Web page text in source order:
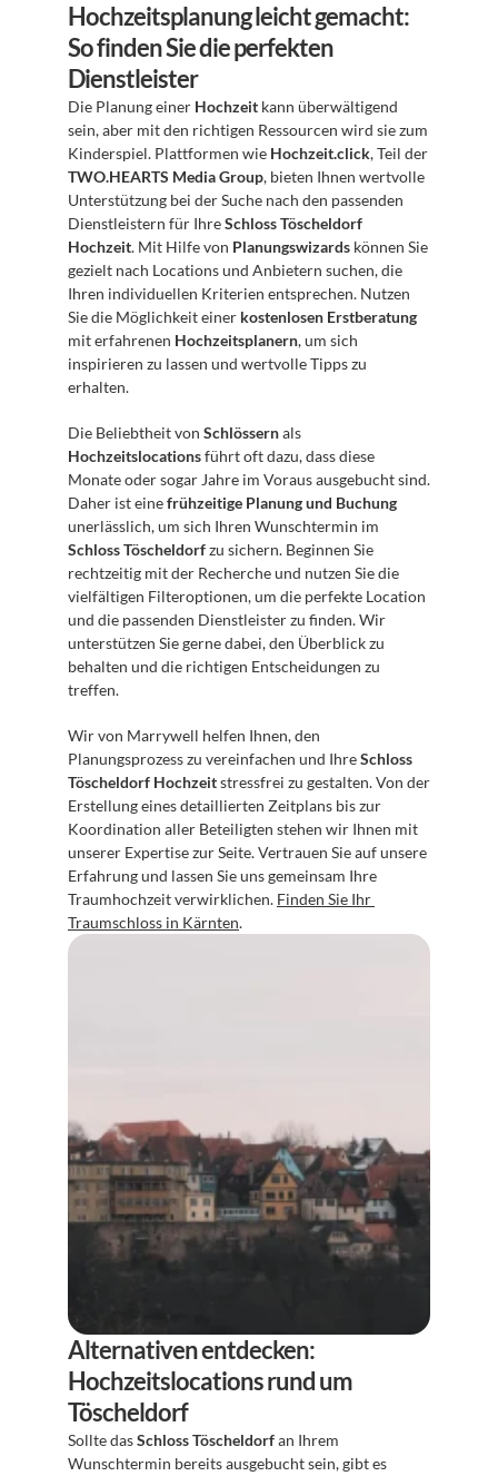
Hochzeitsplanung leicht gemacht:
So finden Sie die perfekten
Dienstleister
Die Planung einer Hochzeit kann überwältigend
sein, aber mit den richtigen Ressourcen wird sie zum
Kinderspiel. Plattformen wie Hochzeit.click
TWO.HEARTS Media Group, bieten Ihnen wertvolle
Unterstützung bei der Suche nach den passenden
Dienstleistern für Ihre Schloss Töscheldorf
Hochzeit. Mit Hilfe von Planungswizards können Sie
gezielt nach Locations und Anbietern suchen, die
Ihren individuellen Kriterien entsprechen. Nutzen
Sie die Möglichkeit einer kostenlosen Erstberatung
mit erfahrenen Hochzeitsplanern, um sich
inspirieren zu lassen und wertvolle Tipps zu
erhalten.
Die Beliebtheit von Schlössern
Hochzeitslocations führt oft dazu, dass diese
Monate oder sogar Jahre im Voraus ausgebucht sind.
Daher ist eine frühzeitige Planung und Buchung
Schloss Töscheldorf zu sichern. Beginnen Sie
rechtzeitig mit der Recherche und nutzen Sie die
vielfältigen Filteroptionen, um die perfekte Location
und die passenden Dienstleister zu finden. Wir
unterstützen Sie gerne dabei, den Überblick zu
behalten und die richtigen Entscheidungen zu
treffen.
Wir von Marrywell helfen Ihnen, den
Planungsprozess zu vereinfachen und Ihre Schloss
Töscheldorf Hochzeit stressfrei zu gestalten. Von der
Erstellung eines detaillierten Zeitplans bis zur
Koordination aller Beteiligten stehen wir Ihnen mit
unserer Expertise zur Seite. Vertrauen Sie auf unsere
Erfahrung und lassen Sie uns gemeinsam Ihre
Traumhochzeit verwirklichen. Finden Sie Ihr
Traumschloss in Kärnten.
Alternativen entdecken:
Hochzeitslocations rund um
Töscheldorf
Sollte das Schloss Töscheldorf an Ihrem
Wunschtermin bereits ausgebucht sein, gibt es